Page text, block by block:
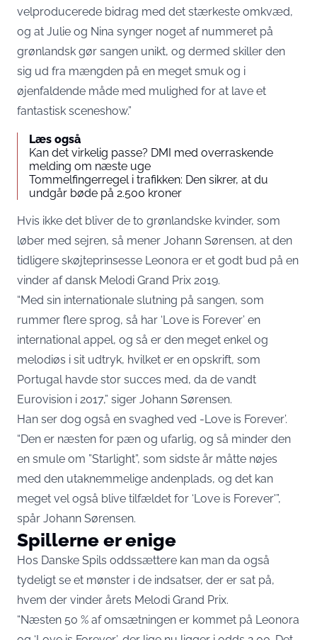
velproducerede bidrag med det stærkeste omkvæd,
og at Julie og Nina synger noget af nummeret på
grønlandsk gør sangen unikt, og dermed skiller den
sig ud fra mængden på en meget smuk og i
øjenfaldende måde med mulighed for at lave et
fantastisk sceneshow.”
Læs også
Kan det virkelig passe? DMI med overraskende
melding om næste uge
Tommelfingerregel i trafikken: Den sikrer, at du
undgår bøde på 2.500 kroner
Hvis ikke det bliver de to grønlandske kvinder, som
løber med sejren, så mener Johann Sørensen, at den
tidligere skøjteprinsesse Leonora er et godt bud på en
vinder af dansk Melodi Grand Prix 2019.
“Med sin internationale slutning på sangen, som
rummer flere sprog, så har ‘Love is Forever’ en
international appel, og så er den meget enkel og
melodiøs i sit udtryk, hvilket er en opskrift, som
Portugal havde stor succes med, da de vandt
Eurovision i 2017,” siger Johann Sørensen.
Han ser dog også en svaghed ved -Love is Forever’.
“Den er næsten for pæn og ufarlig, og så minder den
en smule om ”Starlight”, som sidste år måtte nøjes
med den utaknemmelige andenplads, og det kan
meget vel også blive tilfældet for ‘Love is Forever'”,
spår Johann Sørensen.
Spillerne er enige
Hos Danske Spils oddssættere kan man da også
tydeligt se et mønster i de indsatser, der er sat på,
hvem der vinder årets Melodi Grand Prix.
“Næsten 50 % af omsætningen er kommet på Leonora